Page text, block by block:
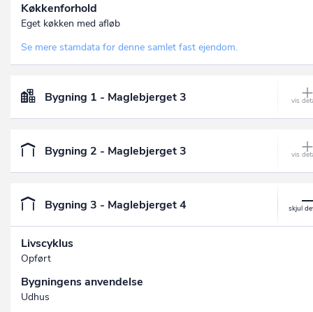
Køkkenforhold
Eget køkken med afløb
Se mere stamdata for denne samlet fast ejendom.
Bygning 1 - Maglebjerget 3
Bygning 2 - Maglebjerget 3
Bygning 3 - Maglebjerget 4
Livscyklus
Opført
Bygningens anvendelse
Udhus